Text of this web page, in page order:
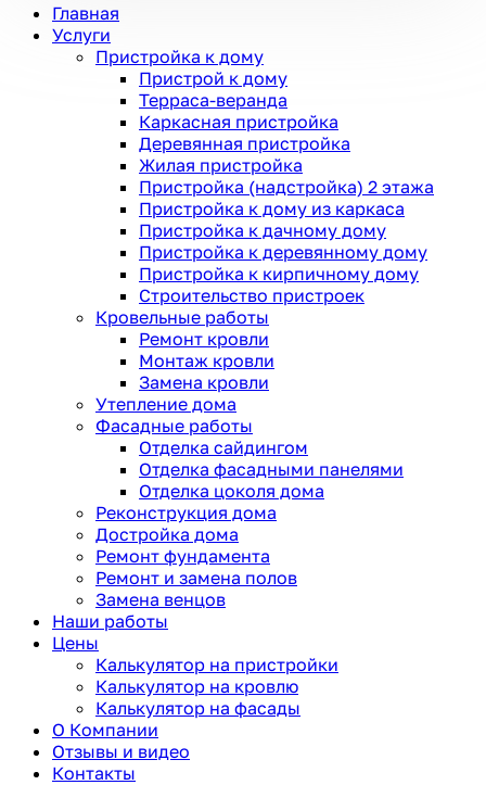
Главная
Услуги
Пристройка к дому
Пристрой к дому
Терраса-веранда
Каркасная пристройка
Деревянная пристройка
Жилая пристройка
Пристройка (надстройка) 2 этажа
Пристройка к дому из каркаса
Пристройка к дачному дому
Пристройка к деревянному дому
Пристройка к кирпичному дому
Строительство пристроек
Кровельные работы
Ремонт кровли
Монтаж кровли
Замена кровли
Утепление дома
Фасадные работы
Отделка сайдингом
Отделка фасадными панелями
Отделка цоколя дома
Реконструкция дома
Достройка дома
Ремонт фундамента
Ремонт и замена полов
Замена венцов
Наши работы
Цены
Калькулятор на пристройки
Калькулятор на кровлю
Калькулятор на фасады
О Компании
Отзывы и видео
Контакты